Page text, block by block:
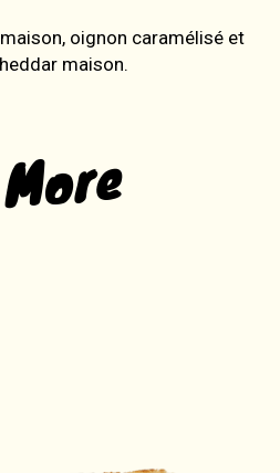
oignon caramélisé et
maison.